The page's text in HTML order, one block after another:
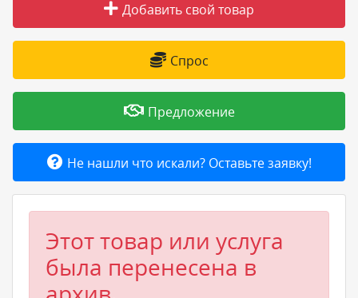
Публикации
Товары и услуги
Добавить товар или услугу
Добавить свой товар
Спрос
Предложение
Не нашли что искали? Оставьте заявку!
Этот товар или услуга
была перенесена в